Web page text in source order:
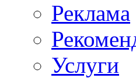
Реклама
Услуги